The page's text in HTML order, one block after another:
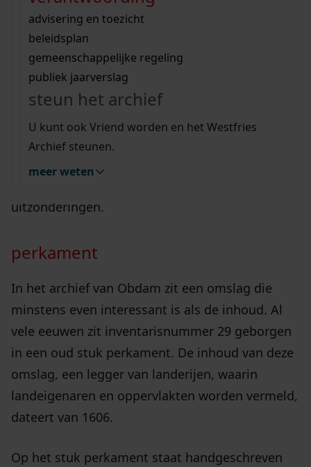
bouwvergunningen
omgevingsvergunningen
vergunningen
beeld en geluid
uitleg nodig?
Wij helpen u op weg met een aantal zoektips.
bekijk alle zoektips
Wij helpen u op weg met een aantal zoektips.
bekijk alle zoektips
bekijk ons geschiedenislokaal
advisering en toezicht
beleidsplan
gemeenschappelijke regeling
publiek jaarverslag
steun het archief
U kunt ook Vriend worden en het Westfries
Archief steunen.
meer weten
obdam
De functie van een omslag in het archief is het
beschermen tegen beschadiging en stof van de
stukken die in die omslag zitten. De omslag zelf
uitzonderingen.
perkament
In het archief van Obdam zit een omslag die
minstens even interessant is als de inhoud. Al
vele eeuwen zit inventarisnummer 29 geborgen
in een oud stuk perkament. De inhoud van deze
omslag, een legger van landerijen, waarin
landeigenaren en oppervlakten worden vermeld,
dateert van 1606.
Op het stuk perkament staat handgeschreven